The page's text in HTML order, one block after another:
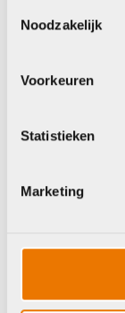
Noodzakelijk
Voorkeuren
Statistieken
Marketing
Jas / jack
dms
Op voorraad in